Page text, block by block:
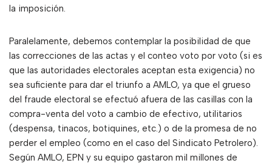
la imposición.
Paralelamente, debemos contemplar la posibilidad de que
las correcciones de las actas y el conteo voto por voto (si es
que las autoridades electorales aceptan esta exigencia) no
sea suficiente para dar el triunfo a AMLO, ya que el grueso
del fraude electoral se efectuó afuera de las casillas con la
compra-venta del voto a cambio de efectivo, utilitarios
(despensa, tinacos, botiquines, etc.) o de la promesa de no
perder el empleo (como en el caso del Sindicato Petrolero).
Según AMLO, EPN y su equipo gastaron mil millones de